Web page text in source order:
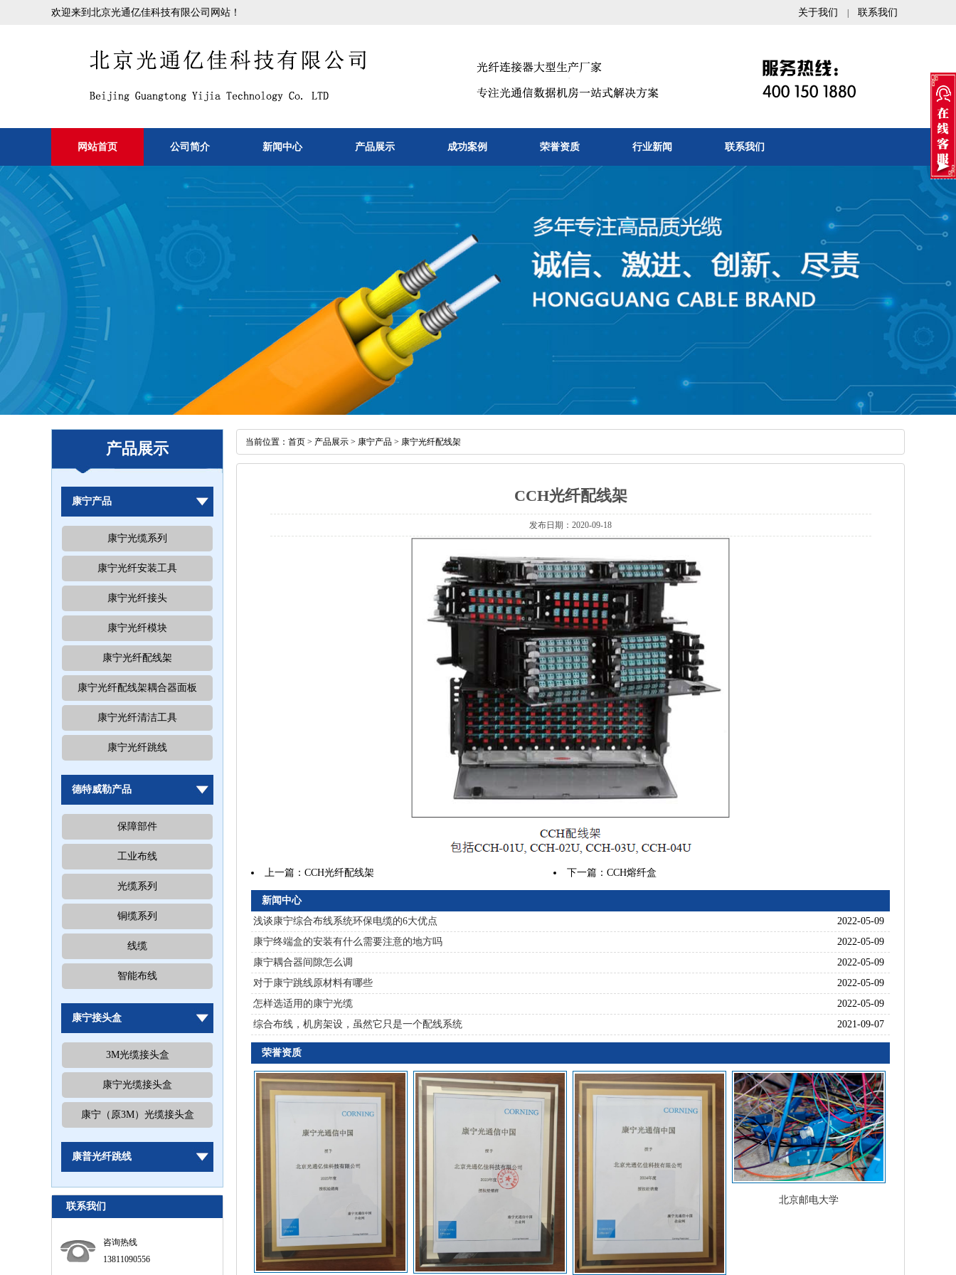
欢迎来到北京光通亿佳科技有限公司网站！ 关于我们 联系我们
网站首页 公司简介 新闻中心 产品展示 成功案例 荣誉资质 行业新闻 联系我们
产品展示
康宁产品
康宁光缆系列
康宁光纤安装工具
康宁光纤接头
康宁光纤模块
康宁光纤配线架
康宁光纤配线架耦合器面板
康宁光纤清洁工具
康宁光纤跳线
德特威勒产品
保障部件
工业布线
光缆系列
铜缆系列
线缆
智能布线
康宁接头盒
3M光缆接头盒
康宁光缆接头盒
康宁（原3M）光缆接头盒
康普光纤跳线
联系我们
咨询热线
13811090556
当前位置： 首页 > 产品展示 > 康宁产品 > 康宁光纤配线架
CCH光纤配线架
发布日期：2020-09-18
上一篇： CCH光纤配线架 下一篇： CCH熔纤盒
新闻中心
2022-05-09
浅谈康宁综合布线系统环保电缆的6大优点
2022-05-09
康宁终端盒的安装有什么需要注意的地方吗
2022-05-09
康宁耦合器间隙怎么调
2022-05-09
对于康宁跳线原材料有哪些
2022-05-09
怎样选适用的康宁光缆
2021-09-07
综合布线，机房架设，虽然它只是一个配线系统
荣誉资质
北京邮电大学